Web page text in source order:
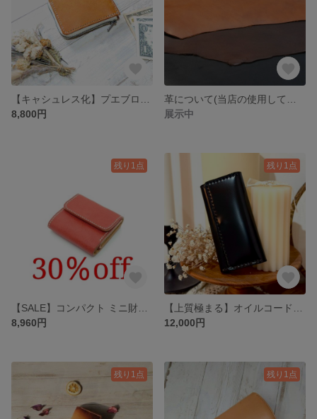
8,800円
展示中
残り1点
8,960円
残り1点
12,000円
残り1点 残り1点